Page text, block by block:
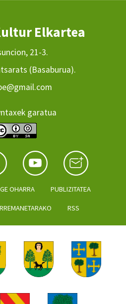
Elkartea
21-3.
(Basaburua).
garatua
OHARRA PUBLIZITATEA
RSS